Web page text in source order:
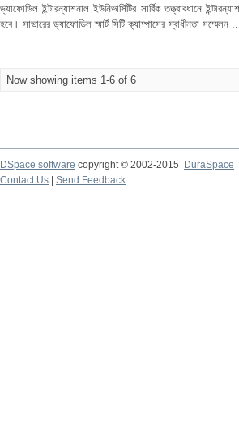
ড্যাফোডিল ইন্টারন্যাশনাল ইউনিভার্সিটির সার্বিক তত্ত্বাবধানে
হবে। সাভারের ড্যাফোডিল স্মার্ট সিটি ক্যাম্পাসের স্বাধীনতা সম্মেলন
Now showing items 1-6 of 6
DSpace software copyright © 2002-2015
DuraSpace
Contact Us
Send Feedback